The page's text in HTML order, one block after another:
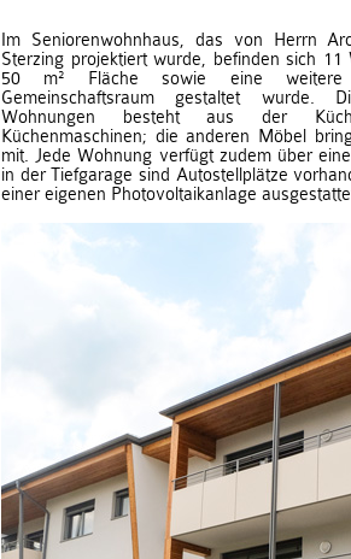
Im Seniorenwohnhaus, das von Herrn
Sterzing projektiert wurde, befinden sich 11
50 m² Fläche sowie eine
Gemeinschaftsraum gestaltet wurde.
Wohnungen besteht aus der
Küchenmaschinen; die anderen Möbel
mit. Jede Wohnung verfügt zudem über
in der Tiefgarage sind Autostellplätze
einer eigenen Photovoltaikanlage